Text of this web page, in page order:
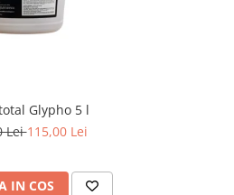
Glypho 5 l
Lei115,00 Lei
IN COS